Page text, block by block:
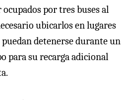
por tres buses al
ubicarlos en lugares
puedan detenerse durante un
para su recarga adicional